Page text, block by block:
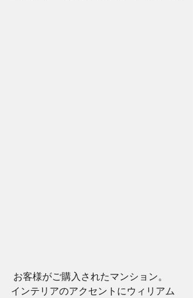
お客様がご購入されたマンション。
インテリアのアクセントにウィリアム